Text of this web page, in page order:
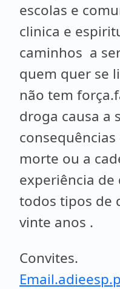
escolas e
clinica e
caminhos a
quem quer se
não tem
droga causa a
morte ou a
experiência
todos tipos de
vinte anos .
Convites.